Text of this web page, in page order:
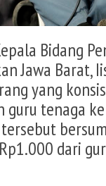
Bidang
Jawa Barat,
yang
guru tenaga
dari